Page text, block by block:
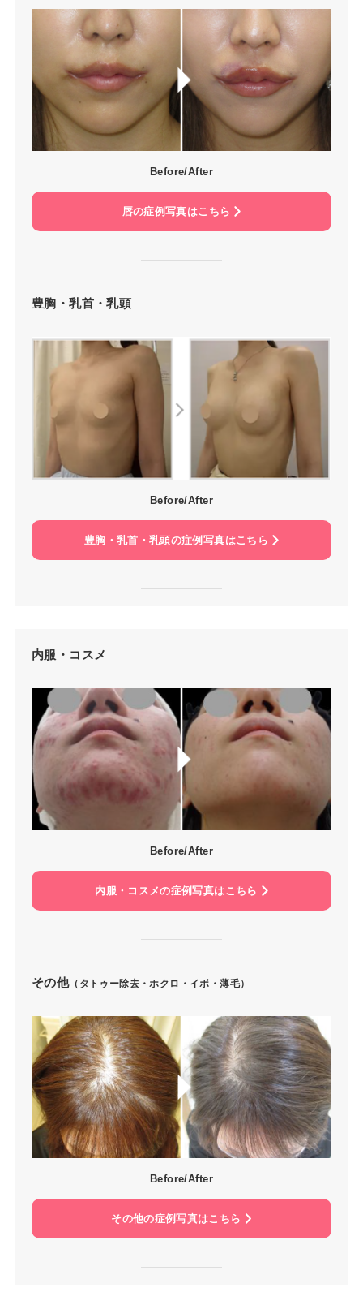
Before/After
唇の症例写真はこちら
豊胸・乳首・乳頭
Before/After
豊胸・乳首・乳頭の症例写真はこちら
内服・コスメ
Before/After
内服・コスメの症例写真はこちら
その他（タトゥー除去・ホクロ・イボ・薄毛）
Before/After
その他の症例写真はこちら